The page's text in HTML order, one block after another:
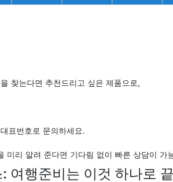
찾는다면 추천드리고 싶은 제품으로,
표번호로 문의하세요.
리 알려 준다면 기다림 없이 빠른 상담이 가
여행준비는 이것 하나로